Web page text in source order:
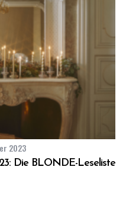
2023
Die BLONDE-Leseliste